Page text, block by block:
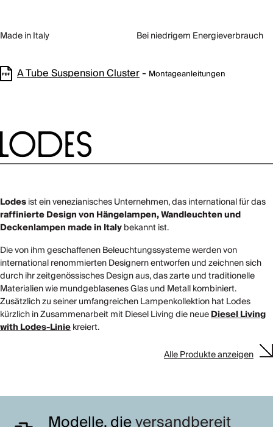
Made in Italy Bei niedrigem Energieverbrauch
A Tube Suspension Cluster- Montageanleitungen
Lodesist ein venezianisches Unternehmen, das international für das
raffinierte Design von Hängelampen, Wandleuchten und
Deckenlampen made in Italybekannt ist.
Die von ihm geschaffenen Beleuchtungssysteme werden von
international renommierten Designern entworfen und zeichnen sich
durch ihr zeitgenössisches Design aus, das zarte und traditionelle
Materialien wie mundgeblasenes Glas und Metall kombiniert.
Zusätzlich zu seiner umfangreichen Lampenkollektion hat Lodes
kürzlich in Zusammenarbeit mit Diesel Living die neueDiesel Living
with Lodes-Liniekreiert.
Alle Produkte anzeigen